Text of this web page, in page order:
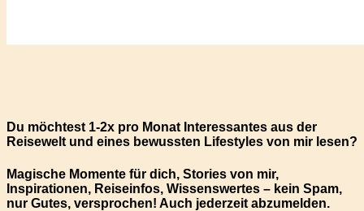
Du möchtest 1-2x pro Monat Interessantes aus der
Reisewelt und eines bewussten Lifestyles von mir lesen?
Magische Momente für dich, Stories von mir,
Inspirationen, Reiseinfos, Wissenswertes – kein Spam,
nur Gutes, versprochen! Auch jederzeit abzumelden.